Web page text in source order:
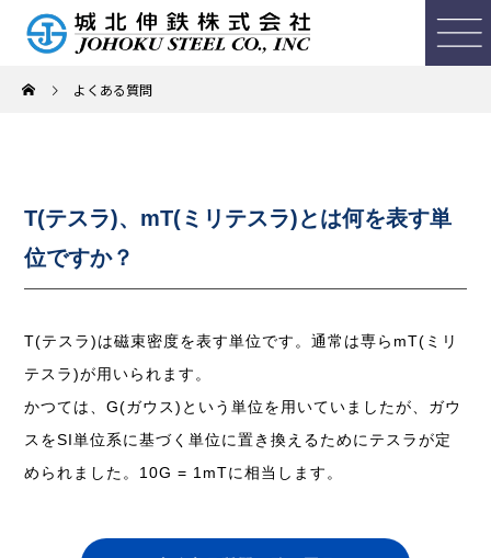
よくある質問
T(テスラ)、mT(ミリテスラ)とは何を表す単
位ですか？
T(テスラ)は磁束密度を表す単位です。通常は専らmT(ミリ
テスラ)が用いられます。
かつては、G(ガウス)という単位を用いていましたが、ガウ
スをSI単位系に基づく単位に置き換えるためにテスラが定
められました。10G = 1mTに相当します。